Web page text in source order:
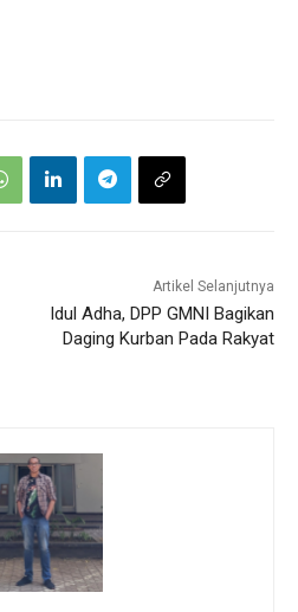
Artikel Selanjutnya
Idul Adha, DPP GMNI Bagikan
Daging Kurban Pada Rakyat